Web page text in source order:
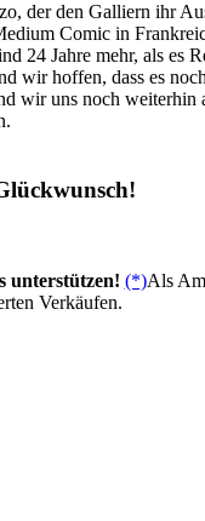
der den Galliern ihr
Comic in
24 Jahre mehr, als es
wir hoffen, dass es
wir uns noch weiterhin
unterstützen! (*)Als
Verkäufen.